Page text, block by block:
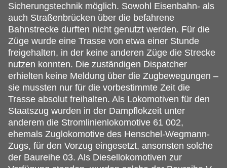
Sicherungstechnik möglich. Sowohl Eisenbahn- als
auch Straßenbrücken über die befahrene
Bahnstrecke durften nicht genutzt werden. Für die
Züge wurde eine Trasse von etwa einer Stunde
freigehalten, in der keine anderen Züge die Strecke
nutzen konnten. Die zuständigen Dispatcher
erhielten keine Meldung über die Zugbewegungen –
sie mussten nur für die vorbestimmte Zeit die
Trasse absolut freihalten. Als Lokomotiven für den
Staatszug wurden in der Dampflokzeit unter
anderem die Stromlinienlokomotive 61 002,
ehemals Zuglokomotive des Henschel-Wegmann-
Zugs, für den Vorzug eingesetzt, ansonsten solche
der Baureihe 03. Als Diesellokomotiven zur